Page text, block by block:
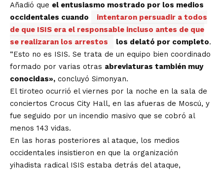
Añadió que el entusiasmo mostrado por los medios
occidentales cuando
intentaron persuadir a todos
de que ISIS era el responsable incluso antes de que
se realizaran los arrestos
los delató por completo.
“Esto no es ISIS. Se trata de un equipo bien coordinado
formado por varias otras abreviaturas también muy
conocidas», concluyó Simonyan.
El tiroteo ocurrió el viernes por la noche en la sala de
conciertos Crocus City Hall, en las afueras de Moscú, y
fue seguido por un incendio masivo que se cobró al
menos 143 vidas.
En las horas posteriores al ataque, los medios
occidentales insistieron en que la organización
yihadista radical ISIS estaba detrás del ataque,